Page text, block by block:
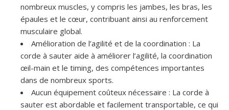
nombreux muscles, y compris les jambes, les bras, les
épaules et le cœur, contribuant ainsi au renforcement
musculaire global.
Amélioration de l’agilité et de la coordination : La
corde à sauter aide à améliorer l’agilité, la coordination
œil-main et le timing, des compétences importantes
dans de nombreux sports.
Aucun équipement coûteux nécessaire : La corde à
sauter est abordable et facilement transportable, ce qui